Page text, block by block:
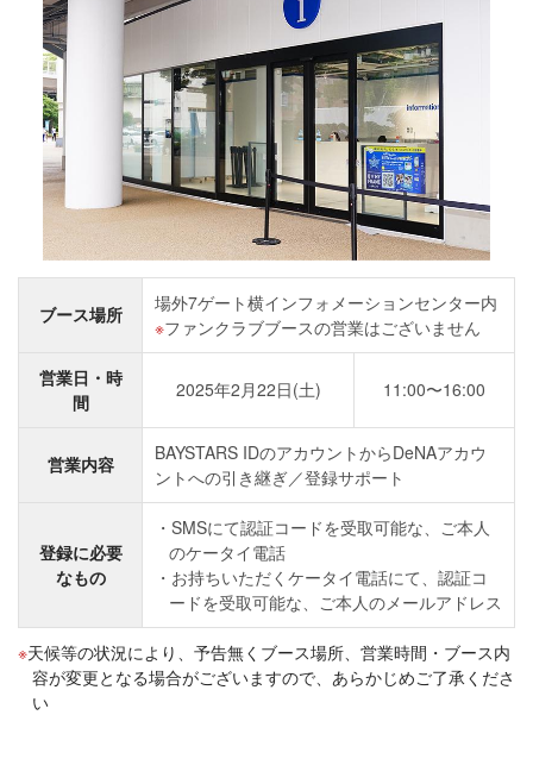
ブース場所
場外7ゲート横インフォメーションセンター内
ファンクラブブースの営業はございません
営業日・時
間
2025年2月22日(土) 11:00〜16:00
営業内容
BAYSTARS IDのアカウントからDeNAアカウ
ントへの引き継ぎ／登録サポート
登録に必要
なもの
SMSにて認証コードを受取可能な、ご本人
のケータイ電話
お持ちいただくケータイ電話にて、認証コ
ードを受取可能な、ご本人のメールアドレス
天候等の状況により、予告無くブース場所、営業時間・ブース内
容が変更となる場合がございますので、あらかじめご了承くださ
い